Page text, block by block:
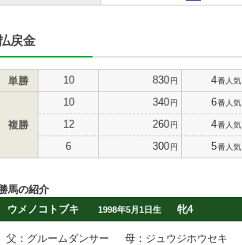
戻金
単勝 10 830円 4番人気
複勝
10 340円 6番人気
12 260円 4番人気
6 300円 5番人気
勝馬の紹介
ウメノコトブキ
1998年5月1日生 牝4
父：グルームダンサー
母：ジュウジホウセキ